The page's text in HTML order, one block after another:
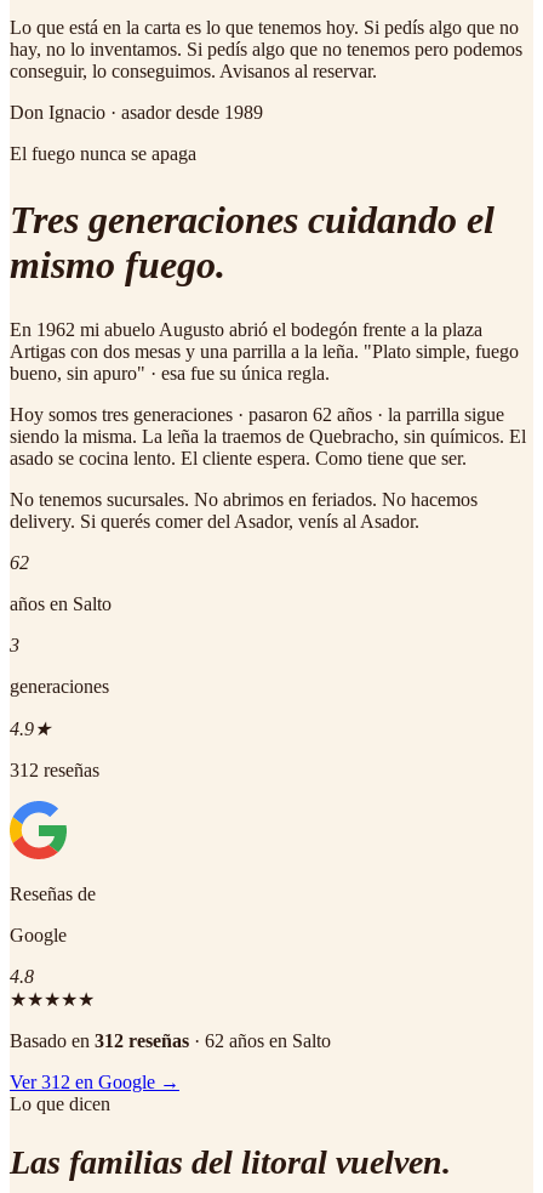
Lo que está en la carta es lo que tenemos hoy. Si pedís algo que no
hay, no lo inventamos. Si pedís algo que no tenemos pero podemos
conseguir, lo conseguimos. Avisanos al reservar.
Don Ignacio · asador desde 1989
El fuego nunca se apaga
Tres generaciones cuidando el
mismo fuego.
En 1962 mi abuelo Augusto abrió el bodegón frente a la plaza
Artigas con dos mesas y una parrilla a la leña. "Plato simple, fuego
bueno, sin apuro" · esa fue su única regla.
Hoy somos tres generaciones · pasaron 62 años · la parrilla sigue
siendo la misma. La leña la traemos de Quebracho, sin químicos. El
asado se cocina lento. El cliente espera. Como tiene que ser.
No tenemos sucursales. No abrimos en feriados. No hacemos
delivery. Si querés comer del Asador, venís al Asador.
62
años en Salto
3
generaciones
4.9★
312 reseñas
Reseñas de
Google
4.8
★★★★★
Basado en 312 reseñas · 62 años en Salto
Ver312 en Google →
Lo que dicen
Las familias del litoral vuelven.